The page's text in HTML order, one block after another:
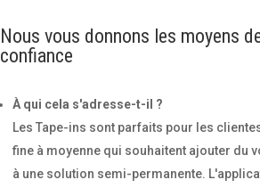
Nous vous donnons les moyens
confiance
À qui cela s'adresse-t-il ?
Les Tape-ins sont parfaits pour les
fine à moyenne qui souhaitent ajouter du
à une solution semi-permanente.